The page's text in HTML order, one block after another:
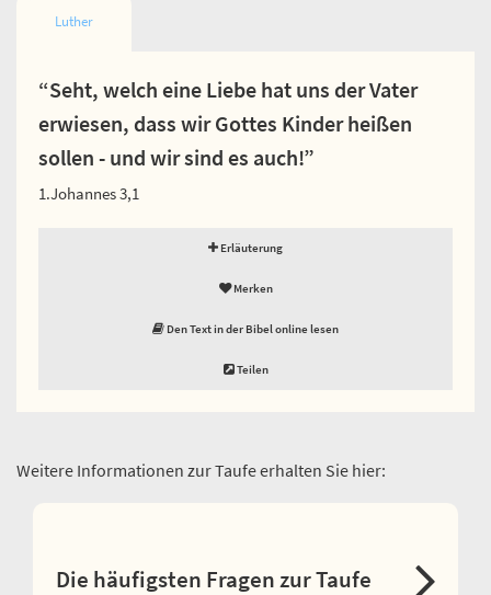
Luther
“Seht, welch eine Liebe hat uns der Vater
erwiesen, dass wir Gottes Kinder heißen
sollen - und wir sind es auch!”
1.Johannes 3,1
Erläuterung
Merken
Den Text in der Bibel online lesen
Teilen
Weitere Informationen zur Taufe erhalten Sie hier:
Die häufigsten Fragen zur Taufe